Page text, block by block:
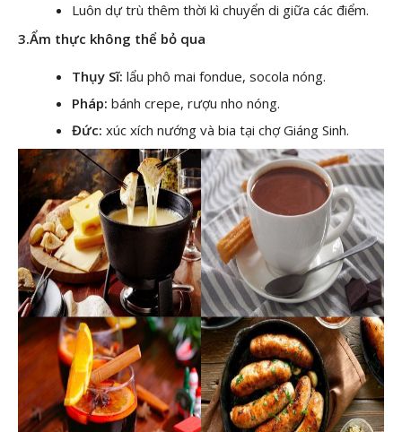
Luôn dự trù thêm thời kì chuyển di giữa các điểm.
3.Ẩm thực không thể bỏ qua
Thụy Sĩ: lẩu phô mai fondue, socola nóng.
Pháp: bánh crepe, rượu nho nóng.
Đức: xúc xích nướng và bia tại chợ Giáng Sinh.